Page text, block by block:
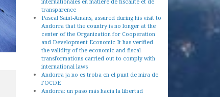
transparence
Pascal Saint-Amans, assured during his visit to
Andorra that the country is no longer at the
center of the Organization for Cooperation
and Development Economic It has verified
the validity of the economic and fiscal
transformations carried out to comply with
international laws
Andorra ja no es troba en el punt de mira de
l’OCDE
Andorra: un paso más hacia la libertad